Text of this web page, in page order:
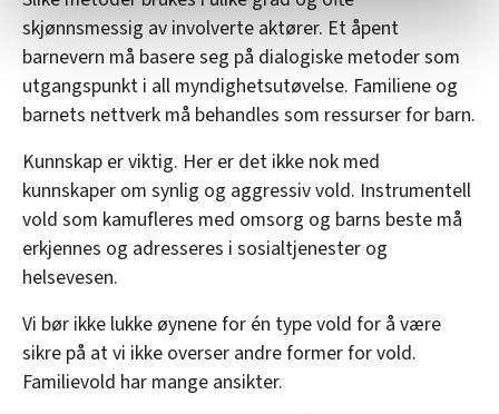
statistikk.
Vi deler bare informasjon om hvordan du bruker
nettstedet med LO Medias egne samarbeidspartnere
innenfor analyse og annonsering. Disse er angitt i
skjønnsmessig av involverte aktører. Et åpent
barnevern må basere seg på dialogiske metoder som
utgangspunkt i all myndighetsutøvelse. Familiene og
barnets nettverk må behandles som ressurser for barn.
Kunnskap er viktig. Her er det ikke nok med
kunnskaper om synlig og aggressiv vold. Instrumentell
vold som kamufleres med omsorg og barns beste må
erkjennes og adresseres i sosialtjenester og
helsevesen.
Vi bør ikke lukke øynene for én type vold for å være
sikre på at vi ikke overser andre former for vold.
Familievold har mange ansikter.